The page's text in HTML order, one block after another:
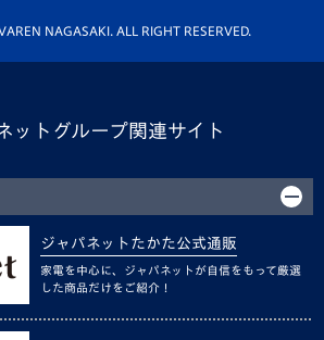
NAGASAKI. ALL RIGHT RESERVED.
ットグループ関連サイト
ジャパネットたかた公式通販
家電を中心に、ジャパネットが自信をもって厳選
した商品だけをご紹介！